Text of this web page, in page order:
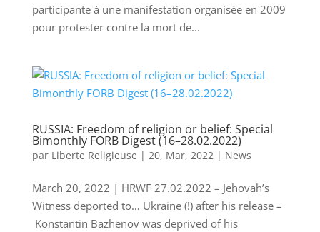
participante à une manifestation organisée en 2009
pour protester contre la mort de...
RUSSIA: Freedom of religion or belief: Special
Bimonthly FORB Digest (16–28.02.2022)
par Liberte Religieuse | 20, Mar, 2022| News
March 20, 2022 | HRWF 27.02.2022 – Jehovah’s
Witness deported to… Ukraine (!) after his release –
Konstantin Bazhenov was deprived of his